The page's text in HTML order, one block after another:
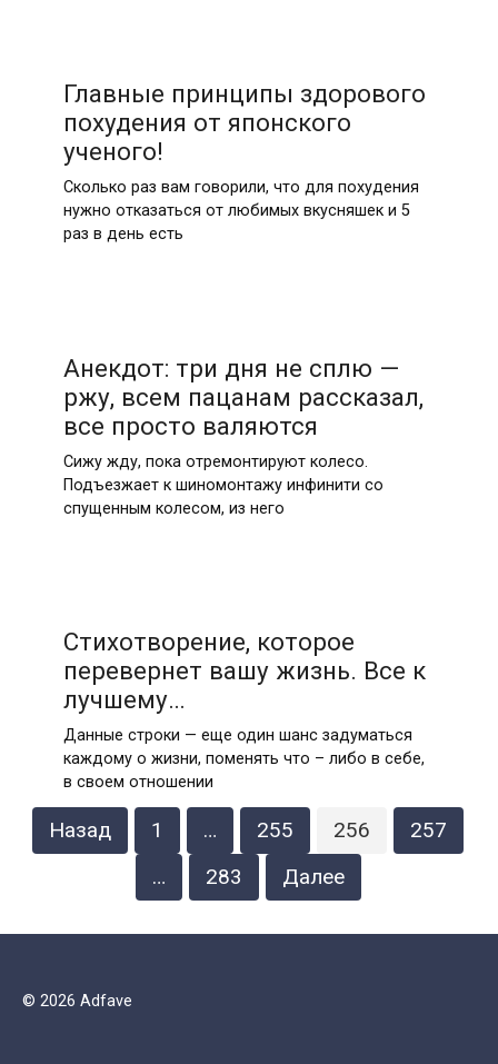
Главные принципы здорового
похудения от японского
ученого!
Сколько раз вам говорили, что для похудения
нужно отказаться от любимых вкусняшек и 5
раз в день есть
Анекдот: три дня не сплю —
ржу, всем пацанам рассказал,
все просто валяются
Сижу жду, пока отремонтируют колесо.
Подъезжает к шиномонтажу инфинити со
спущенным колесом, из него
Стихотворение, которое
перевернет вашу жизнь. Все к
лучшему…
Данные строки — еще один шанс задуматься
каждому о жизни, поменять что – либо в себе,
в своем отношении
Пагинация
Назад 1 … 255 256
257
…
283 Далее
© 2026 Adfave